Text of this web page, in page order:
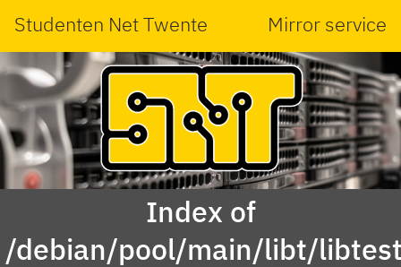
Studenten Net Twente Mirror service
Index of
/debian/pool/main/libt/